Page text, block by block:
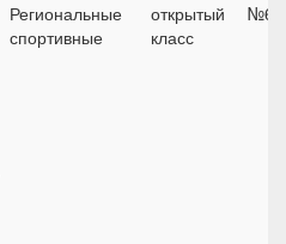
Региональные
спортивные
открытый
класс
№6,